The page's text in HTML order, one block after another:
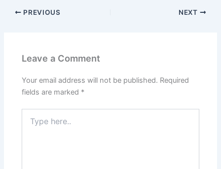
PREVIOUS NEXT
Leave a Comment
Your email address will not be published. Required
fields are marked *
here..